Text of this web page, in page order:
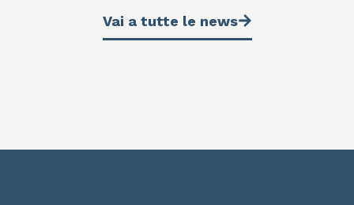
Vai a tutte le news